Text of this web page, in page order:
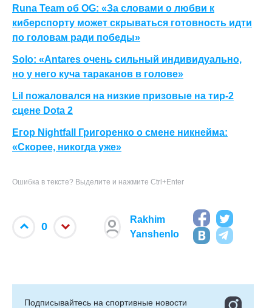
Runa Team об OG: «За словами о любви к
киберспорту может скрываться готовность идти
по головам ради победы»
Solo: «Antares очень сильный индивидуально,
но у него куча тараканов в голове»
Lil пожаловался на низкие призовые на тир-2
сцене Dota 2
Егор Nightfall Григоренко о смене никнейма:
«Скорее, никогда уже»
Ошибка в тексте? Выделите и нажмите Ctrl+Enter
0
Rakhim
Yanshenlo
Подписывайтесь на cпортивные новости